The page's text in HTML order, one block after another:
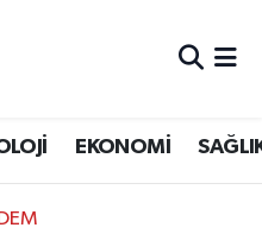
EKONOMİ
Haritası
ve Fikstür